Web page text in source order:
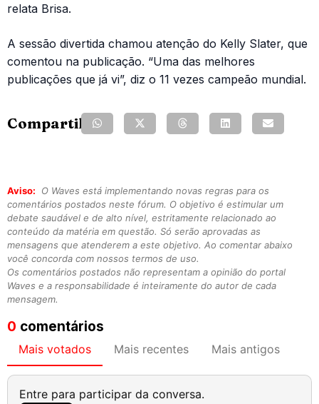
relata Brisa.
A sessão divertida chamou atenção do Kelly Slater, que
comentou na publicação. “Uma das melhores
publicações que já vi”, diz o 11 vezes campeão mundial.
Compartilhe:
Aviso:
O Waves está implementando novas regras para os
comentários postados neste fórum. O objetivo é estimular um
debate saudável e de alto nível, estritamente relacionado ao
conteúdo da matéria em questão. Só serão aprovadas as
mensagens que atenderem a este objetivo. Ao comentar abaixo
você concorda com nossos termos de uso.
Os comentários postados não representam a opinião do portal
Waves e a responsabilidade é inteiramente do autor de cada
mensagem.
0 comentários
Mais votados Mais recentes Mais antigos
Entre para participar da conversa.